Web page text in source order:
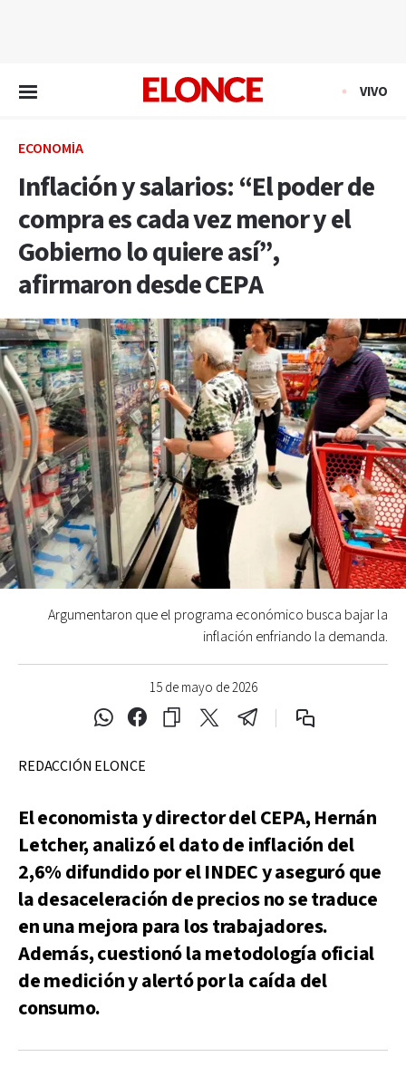
VIVO
ECONOMÍA
Inflación y salarios: “El poder de
compra es cada vez menor y el
Gobierno lo quiere así”,
afirmaron desde CEPA
15 de mayo de 2026
Argumentaron que el programa económico busca bajar la
inflación enfriando la demanda.
REDACCIÓN ELONCE
El economista y director del CEPA, Hernán
Letcher, analizó el dato de inflación del
2,6% difundido por el INDEC y aseguró que
la desaceleración de precios no se traduce
en una mejora para los trabajadores.
Además, cuestionó la metodología oficial
de medición y alertó por la caída del
consumo.